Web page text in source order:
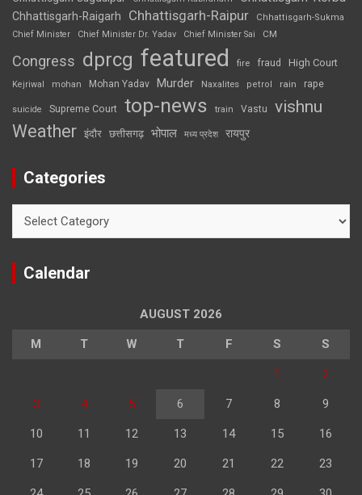
Chhattisgarh-Raigarh Chhattisgarh-Raipur
Chhattisgarh-Sukma
Chief Minister
Chief Minister Dr. Yadav Chief Minister Sai CM
Congress dprcg featured fire fraud High Court
Kejriwal mohan Mohan Yadav Murder Naxalites petrol rain rape
suicide Supreme Court top-news train Vastu vishnu
Weather इंदौर छत्तीसगढ़ भोपाल मध्य प्रदेश रायपुर
Categories
Calendar
AUGUST 2026
M T W T F S S
1 2
3 4 5 6 7 8 9
10 11 12 13 14 15 16
17 18 19 20 21 22 23